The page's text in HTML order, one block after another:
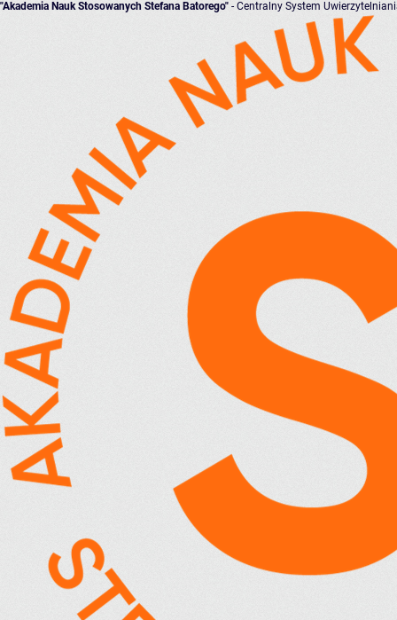
"Akademia Nauk Stosowanych Stefana Batorego" - Centralny System